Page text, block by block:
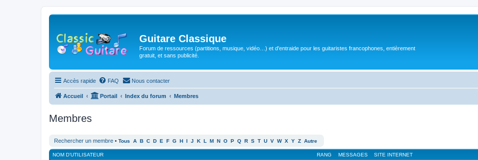
Guitare Classique
Forum de ressources (partitions, musique, vidéo…) et d'entraide pour les guitaristes francophones, entièrement
gratuit, et sans publicité.
Accès rapide FAQ Nous contacter
Accueil Portail Index du forum Membres
Membres
Rechercher un membre • Tous A B C D E F G H I J K L M N O P Q R S T U V W X Y Z Autre
RANG
NOM D’UTILISATEUR MESSAGES SITE INTERNET